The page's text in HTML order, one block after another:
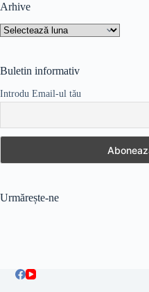
Arhive
Arhive
Buletin informativ
Introdu Email-ul tău
Urmărește-ne